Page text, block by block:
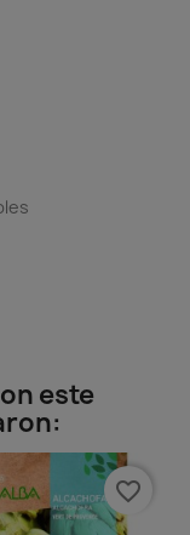
este
favorite_border